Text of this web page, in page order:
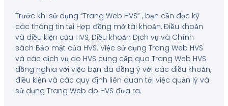
Trước khi sử dụng “Trang Web HVS” , bạn cần đọc kỹ
các thông tin tại Hợp đồng mở tài khoản, Điều khoản
và điều kiện của HVS, Điều khoản Dịch vụ và Chính
sách Bảo mật của HVS. Việc sử dụng Trang Web HVS
và các dịch vụ do HVS cung cấp qua Trang Web HVS
đồng nghĩa với việc bạn đã đồng ý với các điều khoản,
điều kiện và các quy định liên quan tới việc quản lý và
sử dụng Trang Web do HVS đưa ra.